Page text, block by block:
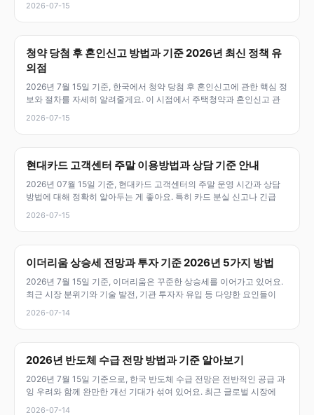
2026-07-15
청약 당첨 후 혼인신고 방법과 기준 2026년 최신 정책 유
의점
2026년 7월 15일 기준, 한국에서 청약 당첨 후 혼인신고에 관한 핵심 정
보와 절차를 자세히 알려줄게요. 이 시점에서 주택청약과 혼인신고 관
2026-07-15
현대카드 고객센터 주말 이용방법과 상담 기준 안내
2026년 07월 15일 기준, 현대카드 고객센터의 주말 운영 시간과 상담
방법에 대해 정확히 알아두는 게 좋아요. 특히 카드 분실 신고나 긴급
2026-07-15
이더리움 상승세 전망과 투자 기준 2026년 5가지 방법
2026년 7월 15일 기준, 이더리움은 꾸준한 상승세를 이어가고 있어요.
최근 시장 분위기와 기술 발전, 기관 투자자 유입 등 다양한 요인들이
2026-07-14
2026년 반도체 수급 전망 방법과 기준 알아보기
2026년 7월 15일 기준으로, 한국 반도체 수급 전망은 전반적인 공급 과
잉 우려와 함께 완만한 개선 기대가 섞여 있어요. 최근 글로벌 시장에
2026-07-14